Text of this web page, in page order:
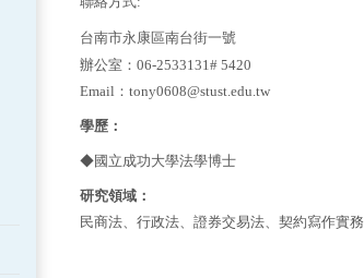
台南市永康區南台街一號
辦公室：06-2533131# 5420
Email ： tony0608@stust.edu.tw
學歷：
◆國立成功大學法學博士
研究領域：
民商法、行政法、證券交易法、契約寫作實務